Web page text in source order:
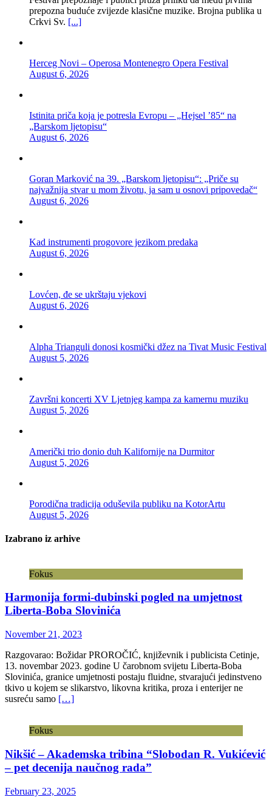
prepozna buduće zvijezde klasične muzike. Brojna publika u
Crkvi Sv. [...]
Herceg Novi – Operosa Montenegro Opera Festival
August 6, 2026
Istinita priča koja je potresla Evropu – „Hejsel ’85“ na
„Barskom ljetopisu“
August 6, 2026
Goran Marković na 39. „Barskom ljetopisu“: „Priče su
najvažnija stvar u mom životu, ja sam u osnovi pripovedač“
August 6, 2026
Kad instrumenti progovore jezikom predaka
August 6, 2026
Lovćen, đe se ukrštaju vjekovi
August 6, 2026
Alpha Trianguli donosi kosmički džez na Tivat Music Festival
August 5, 2026
Završni koncerti XV Ljetnjeg kampa za kamernu muziku
August 5, 2026
Američki trio donio duh Kalifornije na Durmitor
August 5, 2026
Porodična tradicija oduševila publiku na KotorArtu
August 5, 2026
Izabrano iz arhive
Fokus
Harmonija formi-dubinski pogled na umjetnost
Liberta-Boba Slovinića
November 21, 2023
Razgovarao: Božidar PROROČIĆ, književnik i publicista Cetinje,
13. novembar 2023. godine U čarobnom svijetu Liberta-Boba
Slovinića, granice umjetnosti postaju fluidne, stvarajući jedinstveno
tkivo u kojem se slikarstvo, likovna kritika, proza i enterijer ne
susreću samo […]
Fokus
Nikšić – Akademska tribina “Slobodan R. Vukićević
– pet decenija naučnog rada”
February 23, 2025